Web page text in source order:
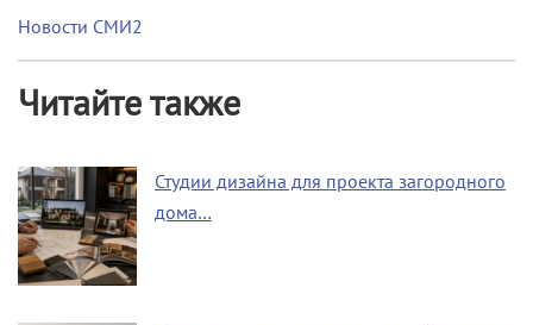
Новости СМИ2
Читайте также
Студии дизайна для проекта загородного
дома…